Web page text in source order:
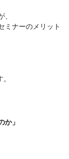
ミナーのメリット
か」